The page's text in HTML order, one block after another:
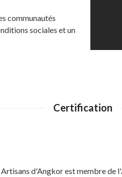
communautés
sociales et un
Certification
Artisans d'Angkor est membre de